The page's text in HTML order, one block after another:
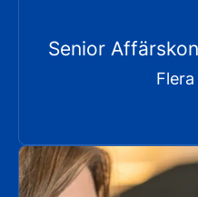
Senior